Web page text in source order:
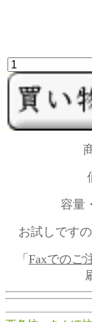
容量
お試しです
「 Faxでのご